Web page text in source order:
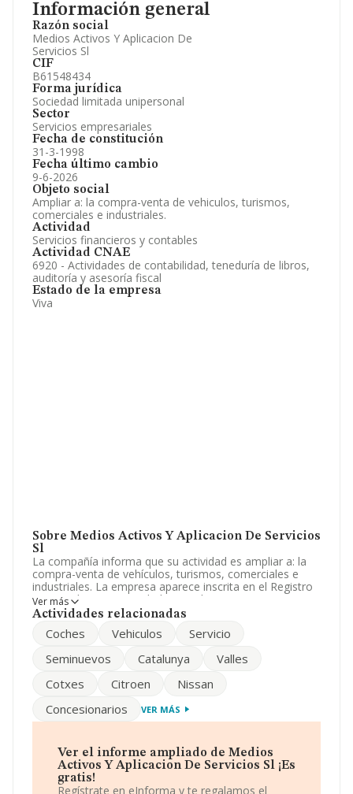
Información general
Razón social
Medios Activos Y Aplicacion De
Servicios Sl
CIF
B61548434
Forma jurídica
Sociedad limitada unipersonal
Sector
Servicios empresariales
Fecha de constitución
31-3-1998
Fecha último cambio
9-6-2026
Objeto social
Ampliar a: la compra-venta de vehiculos, turismos,
comerciales e industriales.
Actividad
Servicios financieros y contables
Actividad CNAE
6920 - Actividades de contabilidad, teneduría de libros,
auditoría y asesoría fiscal
Estado de la empresa
Viva
Sobre Medios Activos Y Aplicacion De Servicios
Sl
La compañía informa que su actividad es ampliar a: la
compra-venta de vehículos, turismos, comerciales e
industriales. La empresa aparece inscrita en el Registro
Mercantil como Sociedad Limitada. Su CNAE
corresponde a 6920 con código 'Actividades de
fiscal'. No realiza actividad de importación y/o
INFORMA, atendiendo a los niveles de facturación de la
ganado 13 posiciones en el ranking sectorial, pasando
del 186 al 173. Éstas son algunas de las empresas que
University Education Group S.LyBejo Ventures S.L
por debajo de la compañía, están empresas como:
Unidad Asesoría y Gestión S.L
Fresenius Kabi
Grupo España S.L . Se ha posicionado mejor en el
Ver más
Actividades relacionadas
Coches Vehiculos
Servicio
Seminuevos
Catalunya
Valles
Cotxes
Citroen
Nissan
Concesionarios
VER MÁS
Ver el informe ampliado de Medios
Activos Y Aplicacion De Servicios Sl ¡Es
gratis!
Regístrate en eInforma y te regalamos el